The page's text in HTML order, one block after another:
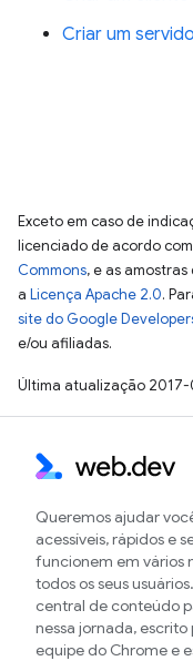
Criar um
Exceto em caso de
licenciado de acordo
Commons, e as
a Licença Apache 2.0.
site do Google
e/ou afiliadas.
Última atualização 2017-
Queremos ajudar
acessíveis, rápidos e
funcionem em vários
todos os seus
central de conteúdo
nessa jornada,
equipe do Chrome e